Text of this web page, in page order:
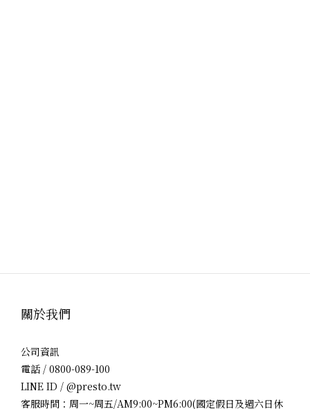
關於我們
公司資訊
電話 / 0800-089-100
LINE ID / @presto.tw
客服時間：周一~周五/AM9:00~PM6:00(國定假日及週六日休